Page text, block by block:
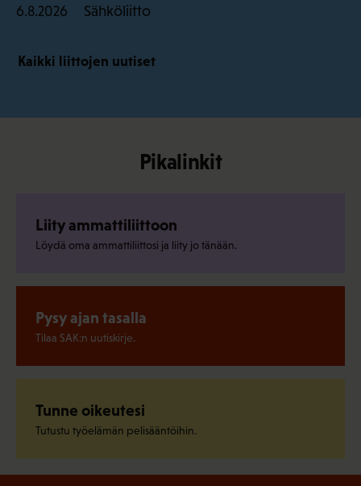
6.8.2026 Sähköliitto
Kaikki liittojen uutiset
Pikalinkit
Liity ammattiliittoon
Löydä oma ammattiliittosi ja liity jo tänään.
Pysy ajan tasalla
Tilaa SAK:n uutiskirje.
Tunne oikeutesi
Tutustu työelämän pelisääntöihin.